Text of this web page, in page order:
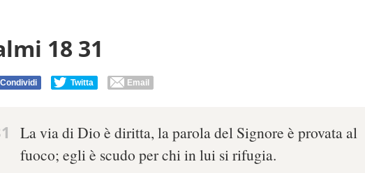
18 31
Condividi Twitta Email
La via di Dio è diritta, la parola del Signore è provata al
fuoco; egli è scudo per chi in lui si rifugia.